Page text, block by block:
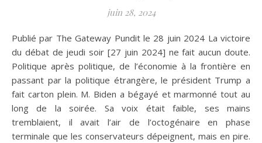
juin 28, 2024
Publié par The Gateway Pundit le 28 juin 2024 La victoire
du débat de jeudi soir [27 juin 2024] ne fait aucun doute.
Politique après politique, de l’économie à la frontière en
passant par la politique étrangère, le président Trump a
fait carton plein. M. Biden a bégayé et marmonné tout au
long de la soirée. Sa voix était faible, ses mains
tremblaient, il avait l’air de l’octogénaire en phase
terminale que les conservateurs dépeignent, mais en pire.